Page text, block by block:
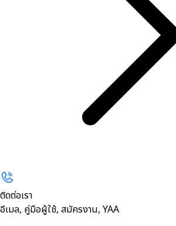
ติดต่อเรา
อีเมล, คู่มือผู้ใช้, สมัครงาน, YAA